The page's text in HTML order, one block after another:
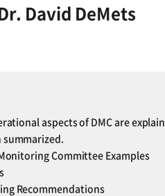
David DeMets
aspects of DMC are
Committee Examples
Recommendations